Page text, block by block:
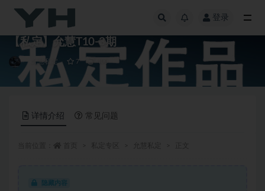
登录
【私定】允慧T10-3期
允慧私定 7
详情介绍 常见问题
隐藏内容